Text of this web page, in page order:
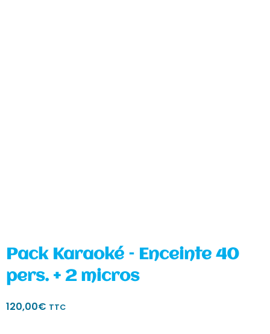
Pack Karaoké – Enceinte 40
pers. + 2 micros
120,00€ TTC